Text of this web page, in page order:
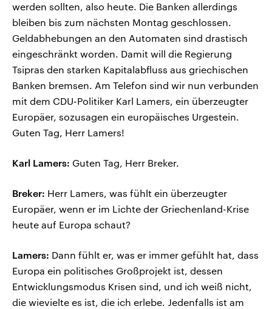
werden sollten, also heute. Die Banken allerdings
bleiben bis zum nächsten Montag geschlossen.
Geldabhebungen an den Automaten sind drastisch
eingeschränkt worden. Damit will die Regierung
Tsipras den starken Kapitalabfluss aus griechischen
Banken bremsen. Am Telefon sind wir nun verbunden
mit dem CDU-Politiker Karl Lamers, ein überzeugter
Europäer, sozusagen ein europäisches Urgestein.
Guten Tag, Herr Lamers!
Karl Lamers: Guten Tag, Herr Breker.
Breker: Herr Lamers, was fühlt ein überzeugter
Europäer, wenn er im Lichte der Griechenland-Krise
heute auf Europa schaut?
Lamers: Dann fühlt er, was er immer gefühlt hat, dass
Europa ein politisches Großprojekt ist, dessen
Entwicklungsmodus Krisen sind, und ich weiß nicht,
die wievielte es ist, die ich erlebe. Jedenfalls ist am